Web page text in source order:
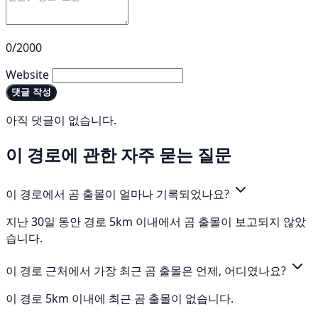
0/2000
Website
댓글 작성
아직 댓글이 없습니다.
이 경로에 관한 자주 묻는 질문
이 경로에서 곰 출몰이 얼마나 기록되었나요?
지난 30일 동안 경로 5km 이내에서 곰 출몰이 보고되지 않았
습니다.
이 경로 근처에서 가장 최근 곰 출몰은 언제, 어디였나요?
이 경로 5km 이내에 최근 곰 출몰이 없습니다.